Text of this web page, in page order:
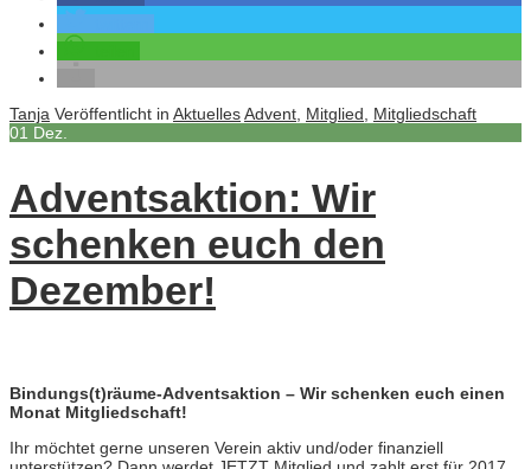
Tanja Veröffentlicht in AktuellesAdvent Mitglied
Mitgliedschaft
01 Dez.
Adventsaktion: Wir
schenken euch den
Dezember!
Bindungs(t)räume-Adventsaktion – Wir schenken euch einen
Monat Mitgliedschaft!
Ihr möchtet gerne unseren Verein aktiv und/oder finanziell